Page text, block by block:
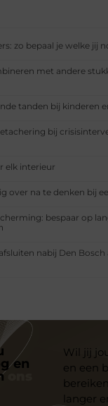
zo bepaal je welke jij
met andere
tanden bij kinderen
bij
elk interieur
over na te denken bij
bespaar op
nabij Den Bosch
en
Wil jij
en een
langer